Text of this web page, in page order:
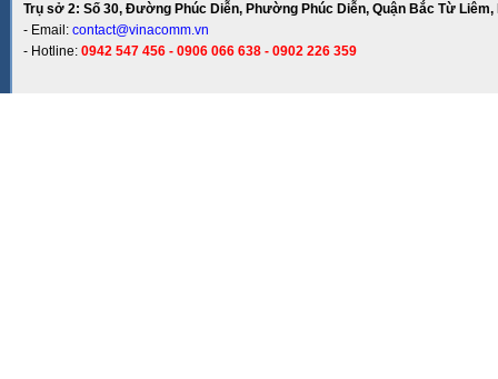
Trụ sở 2: Số 30, Đường Phúc Diễn, Phường Phúc Diễn, Quận Bắc Từ Liêm,
- Email: contact@vinacomm.vn
- Hotline: 0942 547 456 - 0906 066 638 - 0902 226 359